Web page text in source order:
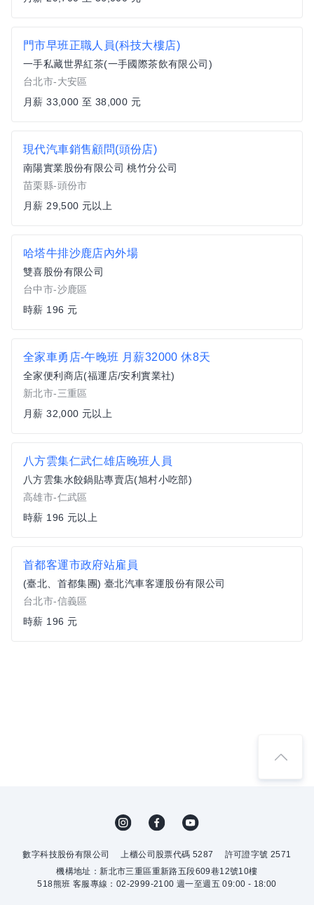
門市早班正職人員(科技大樓店)
一手私藏世界紅茶(一手國際茶飲有限公司)
台北市-大安區
月薪 33,000 至 38,000 元
現代汽車銷售顧問(頭份店)
南陽實業股份有限公司 桃竹分公司
苗栗縣-頭份市
月薪 29,500 元以上
哈塔牛排沙鹿店內外場
雙喜股份有限公司
台中市-沙鹿區
時薪 196 元
全家車勇店-午晚班 月薪32000 休8天
全家便利商店(福運店/安利實業社)
新北市-三重區
月薪 32,000 元以上
八方雲集仁武仁雄店晚班人員
八方雲集水餃鍋貼專賣店(旭村小吃部)
高雄市-仁武區
時薪 196 元以上
首都客運市政府站雇員
(臺北、首都集團) 臺北汽車客運股份有限公司
台北市-信義區
時薪 196 元
數字科技股份有限公司 上櫃公司股票代碼 5287
許可證字號 2571
機構地址：新北市三重區重新路五段609巷12號10樓
518熊班 客服專線：02-2999-2100 週一至週五 09:00 - 18:00